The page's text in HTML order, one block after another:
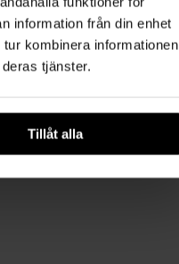
information från din enhet
kombinera informationen
tjänster.
Tillåt alla